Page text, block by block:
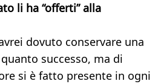
li ha “offerti” alla
dovuto conservare una
successo, ma di
si è fatto presente in ogni